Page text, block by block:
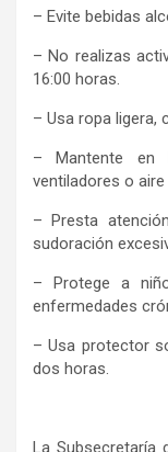
– Evite bebidas
– No realizas
16:00 horas.
– Usa ropa ligera,
– Mantente en
ventiladores o
– Presta
sudoración
– Protege a
enfermedades
– Usa protector
dos horas.